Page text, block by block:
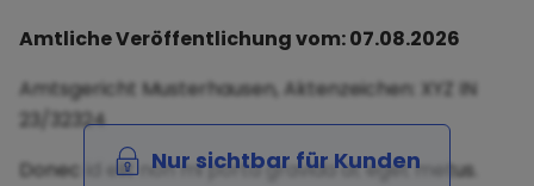
Amtliche Veröffentlichung vom: 07.08.2026
Amtsgericht Musterhausen, Aktenzeichen: XYZ IN
23/32324
Donec id elit non mi porta gravida at eget metus.
Nur sichtbar für Kunden